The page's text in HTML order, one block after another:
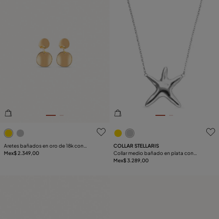
4.7de 5 Valoración del cliente
Aretes bañados en oro de 18k con
forma redonda
Mex$ 2.349,00
5de 5 Valoración del cliente
COLLAR STELLARIS
Collar medio bañado en plata con
estrella de mar
Mex$ 3.289,00